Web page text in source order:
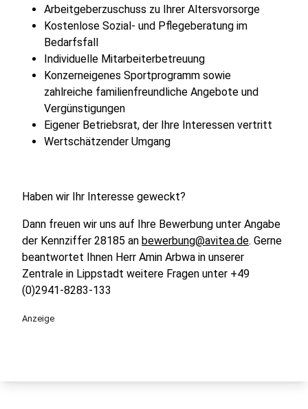
Arbeitgeberzuschuss zu Ihrer Altersvorsorge
Kostenlose Sozial- und Pflegeberatung im
Bedarfsfall
Individuelle Mitarbeiterbetreuung
Konzerneigenes Sportprogramm sowie
zahlreiche familienfreundliche Angebote und
Vergünstigungen
Eigener Betriebsrat, der Ihre Interessen vertritt
Wertschätzender Umgang
Haben wir Ihr Interesse geweckt?
Dann freuen wir uns auf Ihre Bewerbung unter Angabe
der Kennziffer 28185 an bewerbung@avitea.de. Gerne
beantwortet Ihnen Herr Amin Arbwa in unserer
Zentrale in Lippstadt weitere Fragen unter +49
(0)2941-8283-133
Anzeige